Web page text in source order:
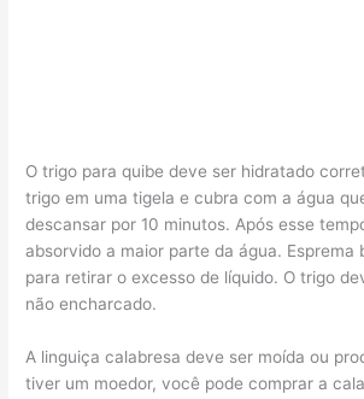
O trigo para quibe deve ser hidratado
trigo em uma tigela e cubra com a água
descansar por 10 minutos. Após esse
absorvido a maior parte da água. Esprema
para retirar o excesso de líquido. O trigo
não encharcado.
A linguiça calabresa deve ser moída ou
tiver um moedor, você pode comprar a